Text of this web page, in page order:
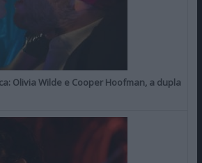
Olivia Wilde e Cooper Hoofman, a dupla